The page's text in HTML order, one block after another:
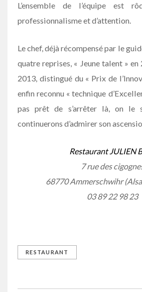
L’ensemble de l’équipe est
professionnalisme et d’attention.
Le chef, déjà récompensé par le
quatre reprises, « Jeune talent » en
2013, distingué du « Prix de
enfin reconnu « technique
pas prêt de s’arrêter là, on le
continuerons d’admirer son
Restaurant JULIEN
7 rue des
68770 Ammerschwihr
03 89 22 98 23
RESTAURANT